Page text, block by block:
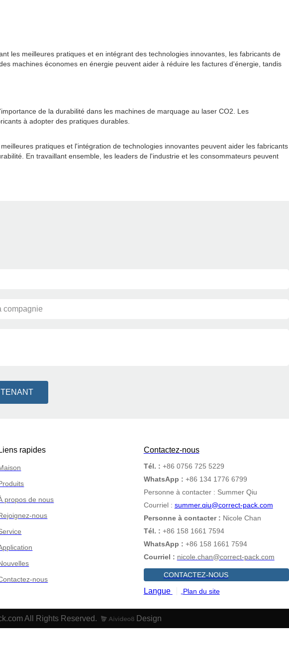
les meilleures pratiques et en intégrant des technologies innovantes, les fabricants de
machines économes en énergie peuvent aider à réduire les factures d'énergie, tandis
de la durabilité dans les machines de marquage au laser CO2. Les
à adopter des pratiques durables.
pratiques et l'intégration de technologies innovantes peuvent aider les fabricants
En travaillant ensemble, les leaders de l'industrie et les consommateurs peuvent
compagnie
Liens rapides
propos de nous
nous
nous
Contactez-nous
Tél. : +86 0756 725 5229
WhatsApp : +86 134 1776 6799
Personne à contacter : Summer Qiu
Courriel : summer.qiu@correct-pack.com
Personne à contacter : Nicole Chan
Tél. : +86 158 1661 7594
WhatsApp : +86 158 1661 7594
Courriel : nicole.chan@correct-pack.com
CONTACTEZ-NOUS
Langue Plan du site
All Rights Reserved.
Design